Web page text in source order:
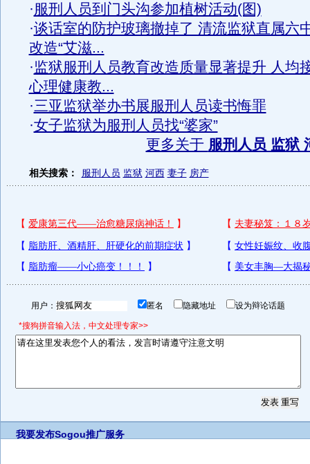
·服刑人员到门头沟参加植树活动(图)
·谈话室的防护玻璃撤掉了 清流监狱直属六
改造“艾滋...
·监狱服刑人员教育改造质量显著提升 人均
心理健康教...
·三亚监狱举办书展服刑人员读书悔罪
·女子监狱为服刑人员找“婆家”
更多关于 服刑人员 监狱
相关搜索： 服刑人员 监狱 河西 妻子 房产
用户： 匿名 隐藏地址 设为辩论话题
*搜狗拼音输入法，中文处理专家>>
我要发布Sogou推广服务